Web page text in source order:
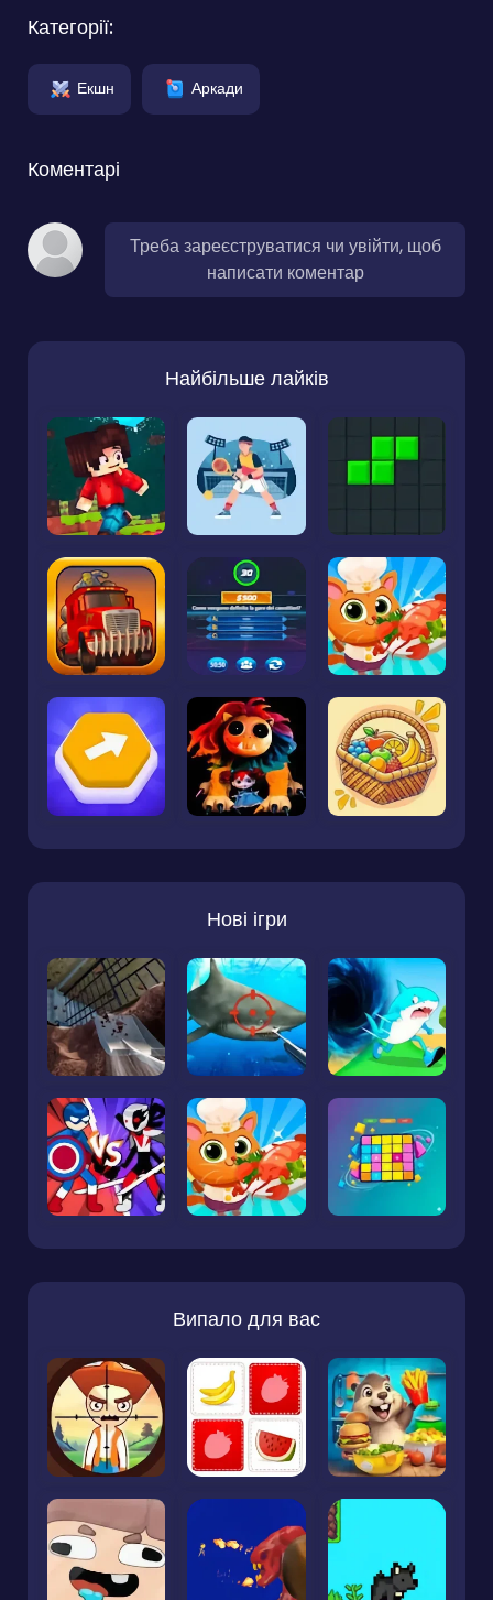
Категорії:
Екшн Аркади
Коментарі
Треба зареєструватися чи увійти, щоб
написати коментар
Найбільше лайків
Нові ігри
Випало для вас